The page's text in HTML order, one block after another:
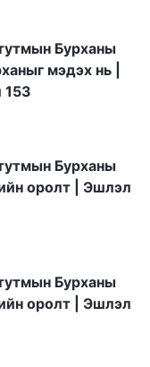
Бурханы
мэдэх нь |
153
Бурханы
оролт | Эшлэл
Бурханы
оролт | Эшлэл